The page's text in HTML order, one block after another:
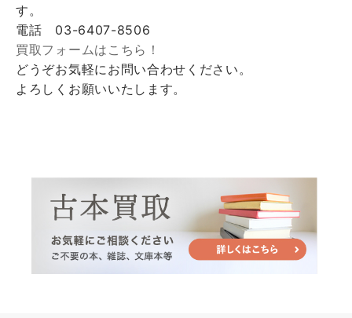
す。
電話 03-6407-8506
買取フォームはこちら！
どうぞお気軽にお問い合わせください。
よろしくお願いいたします。